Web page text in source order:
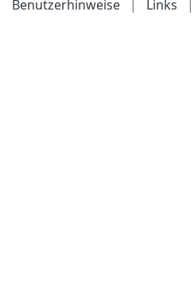
Benutzerhinweise
| Links |